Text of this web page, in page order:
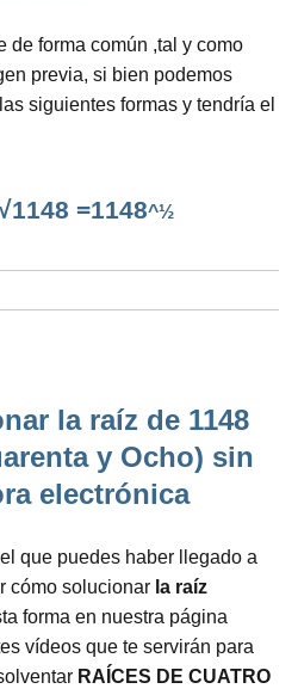
de forma común ,tal y como
previa, si bien podemos
siguientes formas y tendría el
=1148^½
la raíz de 1148
y Ocho) sin
electrónica
que puedes haber llegado a
cómo solucionar la raíz
forma en nuestra página
vídeos que te servirán para
RAÍCES DE CUATRO